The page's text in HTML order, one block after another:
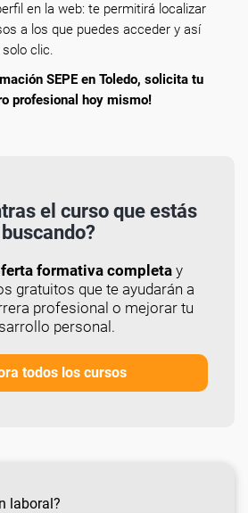
en la web: te permitirá localizar
a los que puedes acceder y así
clic.
SEPE en Toledo, solicita tu
profesional hoy mismo!
el curso que estás
buscando?
formativa completay
gratuitos que te ayudarán a
profesional o mejorar tu
personal.
todos los cursos
laboral?